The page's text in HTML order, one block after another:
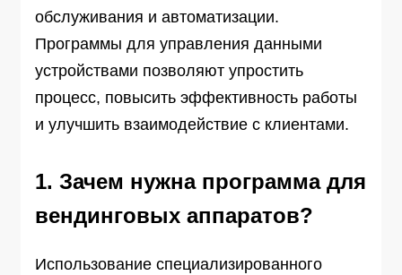
обслуживания и автоматизации.
Программы для управления данными
устройствами позволяют упростить
процесс, повысить эффективность работы
и улучшить взаимодействие с клиентами.
1. Зачем нужна программа для
вендинговых аппаратов?
Использование специализированного